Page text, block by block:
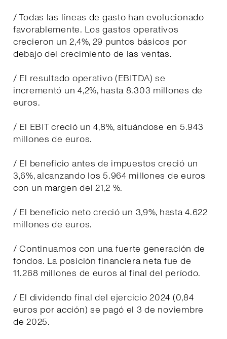
/ Todas las líneas de gasto han evolucionado
favorablemente. Los gastos operativos
crecieron un 2,4%, 29 puntos básicos por
debajo del crecimiento de las ventas.
/ El resultado operativo (EBITDA) se
incrementó un 4,2%, hasta 8.303 millones de
euros.
/ El EBIT creció un 4,8%, situándose en 5.943
millones de euros.
/ El beneficio antes de impuestos creció un
3,6%, alcanzando los 5.964 millones de euros
con un margen del 21,2 %.
/ El beneficio neto creció un 3,9%, hasta 4.622
millones de euros.
/ Continuamos con una fuerte generación de
fondos. La posición financiera neta fue de
11.268 millones de euros al final del período.
/ El dividendo final del ejercicio 2024 (0,84
euros por acción) se pagó el 3 de noviembre
de 2025.